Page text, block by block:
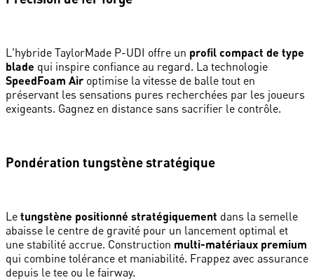
L'hybride TaylorMade P-UDI offre un profil compact de type
blade qui inspire confiance au regard. La technologie
SpeedFoam Air optimise la vitesse de balle tout en
préservant les sensations pures recherchées par les joueurs
exigeants. Gagnez en distance sans sacrifier le contrôle.
Pondération tungstène stratégique
Le tungstène positionné stratégiquement dans la semelle
abaisse le centre de gravité pour un lancement optimal et
une stabilité accrue. Construction multi-matériaux premium
qui combine tolérance et maniabilité. Frappez avec assurance
depuis le tee ou le fairway.